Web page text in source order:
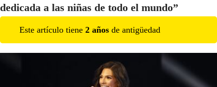
dedicada a las niñas de todo el mundo”
Este artículo tiene 2 años de antigüedad